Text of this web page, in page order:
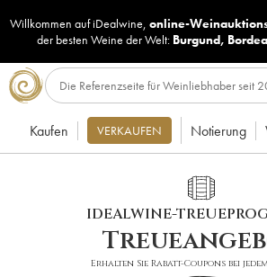
Willkommen auf iDealwine, online-
der besten Weine der Welt: Burgund,
Kaufen VERKAUFEN Notierung
IDEALWINE-
Erhalten Sie Rabatt-Coupons bei